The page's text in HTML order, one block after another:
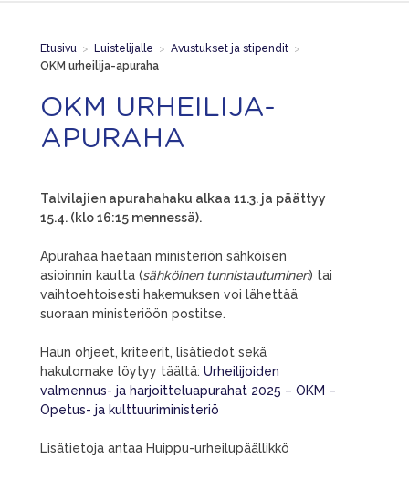
Etusivu > Luistelijalle > Avustukset ja stipendit >
OKM urheilija-apuraha
OKM URHEILIJA-
APURAHA
Talvilajien apurahahaku alkaa 11.3. ja päättyy
15.4. (klo 16:15 mennessä).
Apurahaa haetaan ministeriön sähköisen
asioinnin kautta (sähköinen tunnistautuminen) tai
vaihtoehtoisesti hakemuksen voi lähettää
suoraan ministeriöön postitse.
Haun ohjeet, kriteerit, lisätiedot sekä
hakulomake löytyy täältä: Urheilijoiden
valmennus- ja harjoitteluapurahat 2025 – OKM –
Opetus- ja kulttuuriministeriö
Lisätietoja antaa Huippu-urheilupäällikkö